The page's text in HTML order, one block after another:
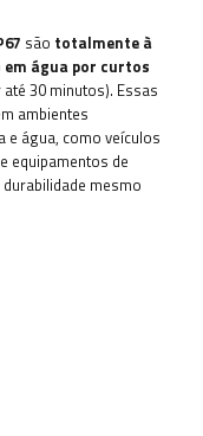
são totalmente à
água por curtos
30 minutos). Essas
ambientes
e água, como veículos
equipamentos de
mesmo